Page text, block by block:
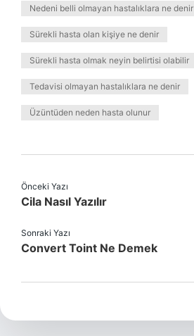
Nedeni belli olmayan hastalıklara ne denir
Sürekli hasta olan kişiye ne denir
Sürekli hasta olmak neyin belirtisi olabilir
Tedavisi olmayan hastalıklara ne denir
Üzüntüden neden hasta olunur
Önceki Yazı
Cila Nasıl Yazılır
Sonraki Yazı
Convert Toint Ne Demek